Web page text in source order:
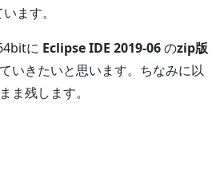
ます。
に Eclipse IDE 2019-06のzip版
いきたいと思います。ちなみに以
ま残します。